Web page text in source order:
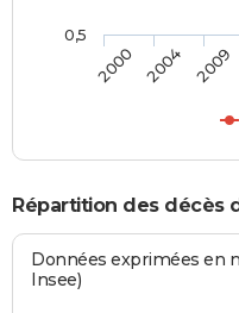
2000 2004 2009
0,5
Répartition des décès
Données exprimées en
Insee)